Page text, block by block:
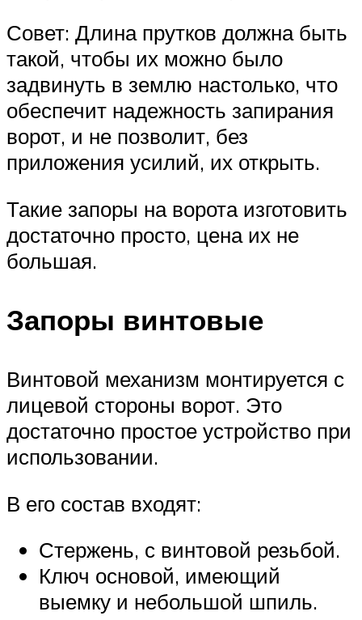
Совет: Длина прутков должна быть
такой, чтобы их можно было
задвинуть в землю настолько, что
обеспечит надежность запирания
ворот, и не позволит, без
приложения усилий, их открыть.
Такие запоры на ворота изготовить
достаточно просто, цена их не
большая.
Запоры винтовые
Винтовой механизм монтируется с
лицевой стороны ворот. Это
достаточно простое устройство при
использовании.
В его состав входят:
Стержень, с винтовой резьбой.
Ключ основой, имеющий
выемку и небольшой шпиль.